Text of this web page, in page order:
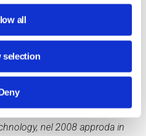
all
selection
ma una responsabilità
all’università IULM di
esperienze nel Marketing B2B
nel 2008 approda in